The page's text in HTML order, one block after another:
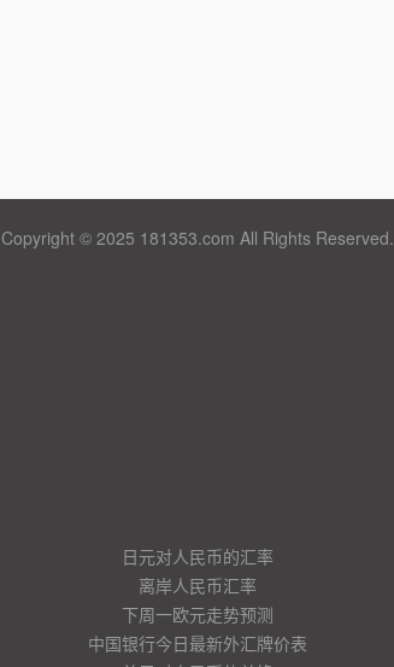
Copyright © 2025 181353.com All Rights Reserved.
日元对人民币的汇率
离岸人民币汇率
下周一欧元走势预测
中国银行今日最新外汇牌价表